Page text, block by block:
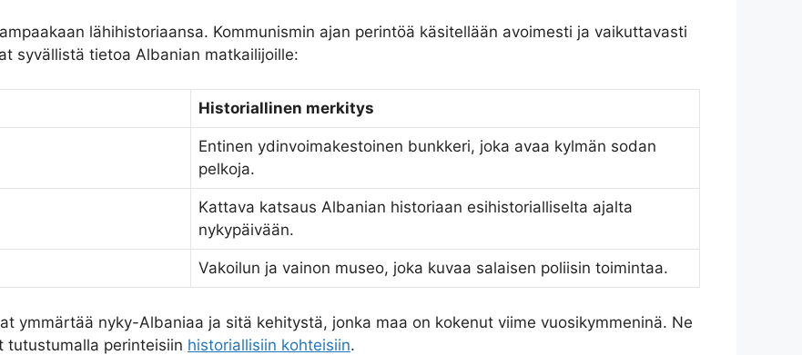
lähihistoriaansa. Kommunismin ajan perintöä käsitellään avoimesti ja vaikuttavasti
syvällistä tietoa Albanian matkailijoille:
Historiallinen merkitys
Entinen ydinvoimakestoinen bunkkeri, joka avaa kylmän sodan
pelkoja.
Kattava katsaus Albanian historiaan esihistorialliselta ajalta
nykypäivään.
Vakoilun ja vainon museo, joka kuvaa salaisen poliisin toimintaa.
ymmärtää nyky-Albaniaa ja sitä kehitystä, jonka maa on kokenut viime vuosikymmeninä. Ne
tutustumalla perinteisiin historiallisiin kohteisiin.